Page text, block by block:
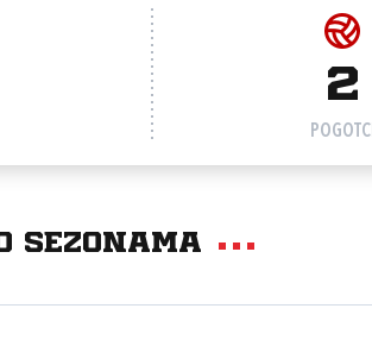
2
POGOTCI
sezonama